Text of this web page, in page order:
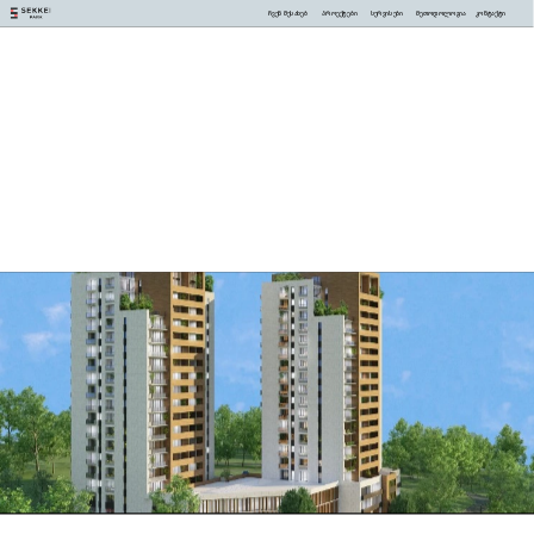
სერვისები
ჩვენ შესახებ კონტაქტი
მეთოდოლოგია
პროექტები